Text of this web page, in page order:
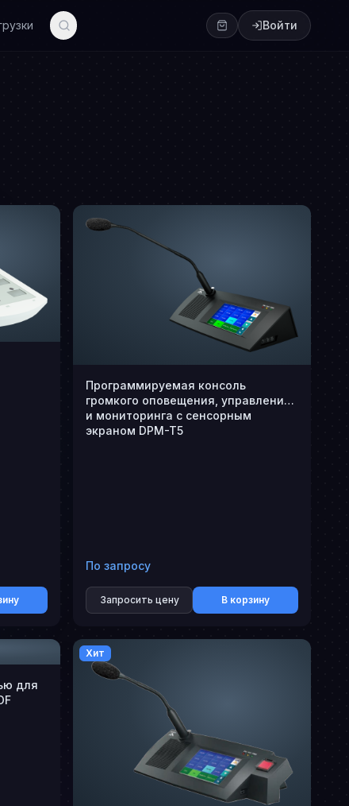
Войти
Программируемая консоль
громкого оповещения, управления
и мониторинга с сенсорным
экраном DPM-T5
По запросу
Запросить цену В корзину
для
Хит